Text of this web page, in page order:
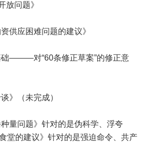
放问题》
供应困难问题的建议》
———对“60条修正草案”的修正意
》（未完成）
量问题》针对的是伪科学、浮夸
堂的建议》针对的是强迫命令、共产